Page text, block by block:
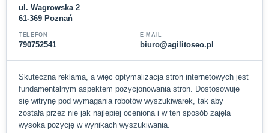
ul. Wagrowska 2
61-369 Poznań
TELEFON
790752541
E-MAIL
biuro@agilitoseo.pl
Skuteczna reklama, a więc optymalizacja stron internetowych jest
fundamentalnym aspektem pozycjonowania stron. Dostosowuje
się witrynę pod wymagania robotów wyszukiwarek, tak aby
została przez nie jak najlepiej oceniona i w ten sposób zajęła
wysoką pozycję w wynikach wyszukiwania.